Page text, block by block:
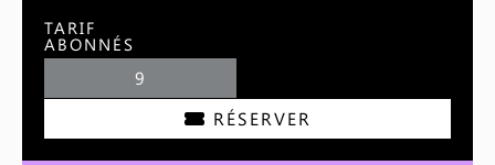
TARIF
ABONNÉS
9
RÉSERVER